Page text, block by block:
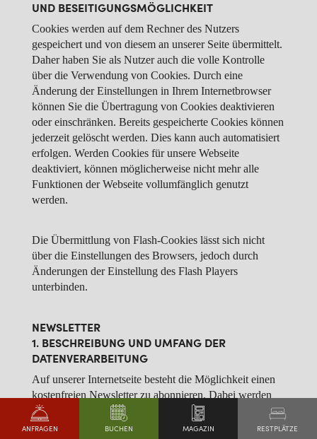
ANFRAGEN BUCHEN MAGAZIN RESTPLÄTZE
UND BESEITIGUNGSMÖGLICHKEIT
Cookies werden auf dem Rechner des Nutzers
gespeichert und von diesem an unserer Seite übermittelt.
Daher haben Sie als Nutzer auch die volle Kontrolle
über die Verwendung von Cookies. Durch eine
Änderung der Einstellungen in Ihrem Internetbrowser
können Sie die Übertragung von Cookies deaktivieren
oder einschränken. Bereits gespeicherte Cookies können
jederzeit gelöscht werden. Dies kann auch automatisiert
erfolgen. Werden Cookies für unsere Webseite
deaktiviert, können möglicherweise nicht mehr alle
Funktionen der Webseite vollumfänglich genutzt
werden.
Die Übermittlung von Flash-Cookies lässt sich nicht
über die Einstellungen des Browsers, jedoch durch
Änderungen der Einstellung des Flash Players
unterbinden.
NEWSLETTER
1. BESCHREIBUNG UND UMFANG DER
DATENVERARBEITUNG
Auf unserer Internetseite besteht die Möglichkeit einen
kostenfreien Newsletter zu abonnieren. Dabei werden
bei der Anmeldung zum Newsletter die folgenden Daten
aus der Eingabemaske an uns übermittelt.